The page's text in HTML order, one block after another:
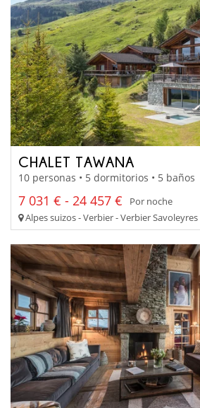
CHALET TAWANA
10 personas • 5 dormitorios • 5 baños
7 031 € - 24 457 €
Por noche
Alpes suizos - Verbier - Verbier Savoleyres